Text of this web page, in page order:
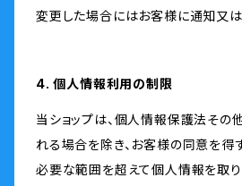
変更した場合にはお客様に通知又は
4. 個人情報利用の制限
当ショップは、個人情報保護法その
れる場合を除き、お客様の同意を得
必要な範囲を超えて個人情報を取り